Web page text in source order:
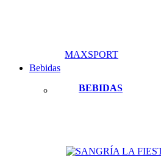
MAXSPORT
Bebidas
BEBIDAS